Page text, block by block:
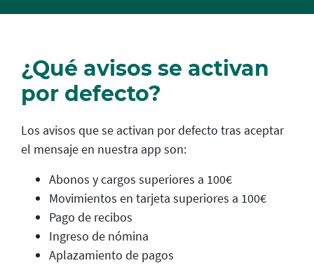
¿Qué avisos se activan
por defecto?
Los avisos que se activan por defecto tras aceptar
el mensaje en nuestra app son:
Abonos y cargos superiores a 100€
Movimientos en tarjeta superiores a 100€
Pago de recibos
Ingreso de nómina
Aplazamiento de pagos